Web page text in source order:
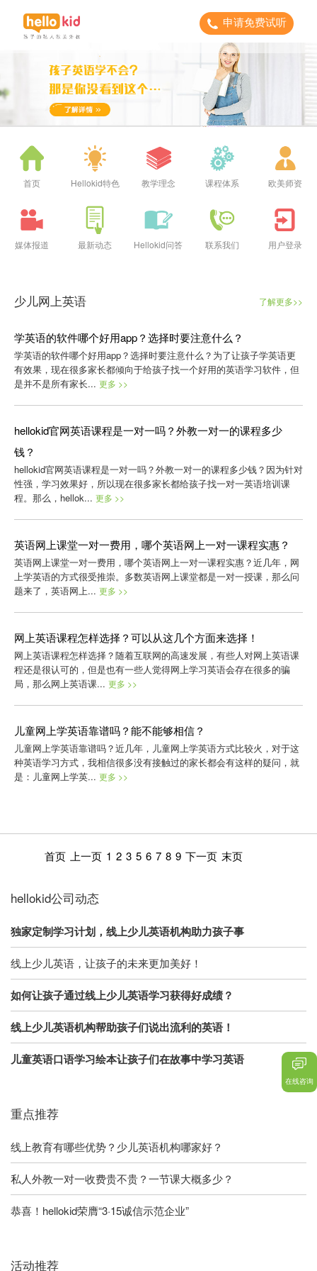
申请免费试听
首页 Hellokid特色 教学理念 课程体系 欧美师资
媒体报道 最新动态 Hellokid问答 联系我们 用户登录
少儿网上英语 了解更多>>
学英语的软件哪个好用app？选择时要注意什么？
学英语的软件哪个好用app？选择时要注意什么？为了让孩子学英语更
有效果，现在很多家长都倾向于给孩子找一个好用的英语学习软件，但
是并不是所有家长... 更多 >>
hellokid官网英语课程是一对一吗？外教一对一的课程多少
钱？
hellokid官网英语课程是一对一吗？外教一对一的课程多少钱？因为针对
性强，学习效果好，所以现在很多家长都给孩子找一对一英语培训课
程。那么，hellok... 更多 >>
英语网上课堂一对一费用，哪个英语网上一对一课程实惠？
英语网上课堂一对一费用，哪个英语网上一对一课程实惠？近几年，网
上学英语的方式很受推崇。多数英语网上课堂都是一对一授课，那么问
题来了，英语网上... 更多 >>
网上英语课程怎样选择？可以从这几个方面来选择！
网上英语课程怎样选择？随着互联网的高速发展，有些人对网上英语课
程还是很认可的，但是也有一些人觉得网上学习英语会存在很多的骗
局，那么网上英语课... 更多 >>
儿童网上学英语靠谱吗？能不能够相信？
儿童网上学英语靠谱吗？近几年，儿童网上学英语方式比较火，对于这
种英语学习方式，我相信很多没有接触过的家长都会有这样的疑问，就
是：儿童网上学英... 更多 >>
首页 上一页 1 2 3 5 6 7 8 9 下一页 末页
hellokid公司动态
独家定制学习计划，线上少儿英语机构助力孩子事
线上少儿英语，让孩子的未来更加美好！
如何让孩子通过线上少儿英语学习获得好成绩？
线上少儿英语机构帮助孩子们说出流利的英语！
儿童英语口语学习绘本让孩子们在故事中学习英语
重点推荐
线上教育有哪些优势？少儿英语机构哪家好？
私人外教一对一收费贵不贵？一节课大概多少？
恭喜！hellokid荣膺“3·15诚信示范企业”
活动推荐
在线咨询